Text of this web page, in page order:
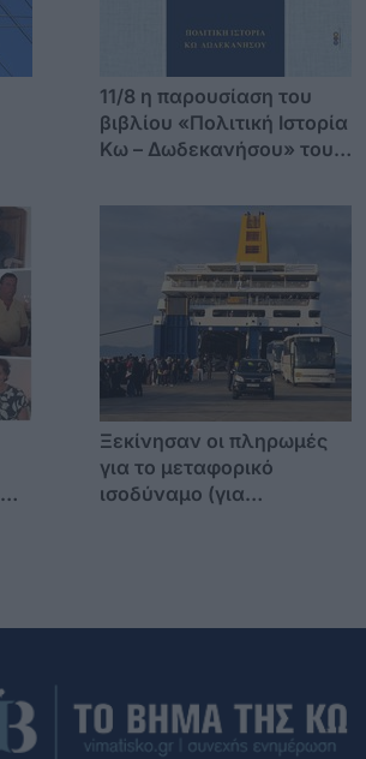
11/8 η παρουσίαση του
βιβλίου «Πολιτική Ιστορία
Κω – Δωδεκανήσου» του
Ξεκίνησαν οι πληρωμές
για το μεταφορικό
ισοδύναμο (για